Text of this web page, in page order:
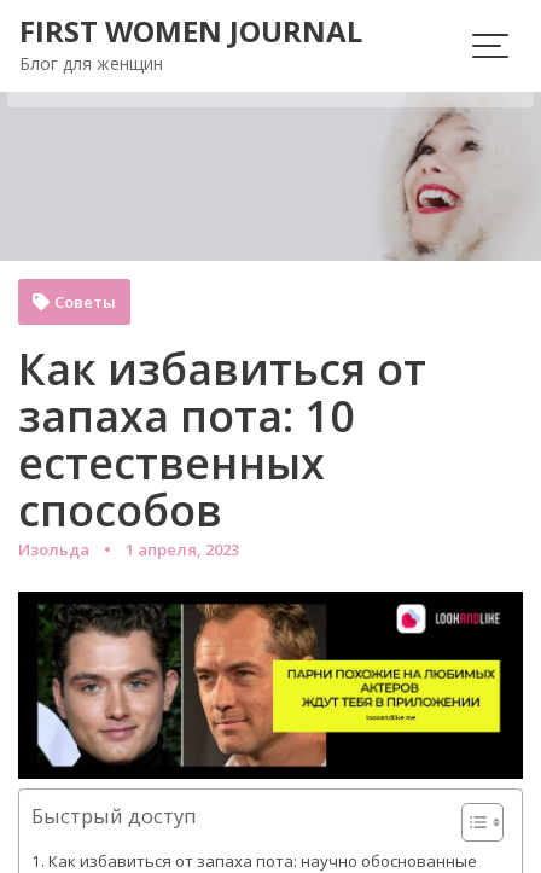
содержимому
FIRST WOMEN JOURNAL
Блог для женщин
Как избавиться от
запаха пота: 10
естественных
способов
Изольда 1 апреля, 2023
Советы
Быстрый доступ
Как избавиться от запаха пота: научно обоснованные